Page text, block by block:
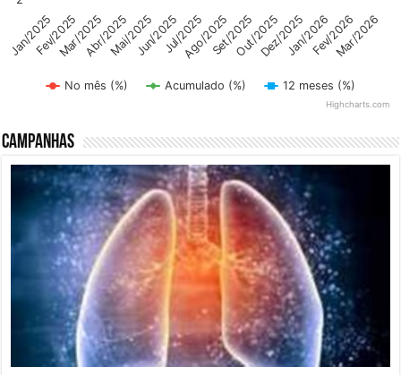
No mês (%) Acumulado (%) 12 meses (%)
Jan/2025Fev/2025Mar/2025Abr/2025Mai/2025Jun/2025Jul/2025Ago/2025Set/2025Out/2025Dez/2025Jan/2026Fev/2026Mar/2026
Highcharts.com
Campanhas